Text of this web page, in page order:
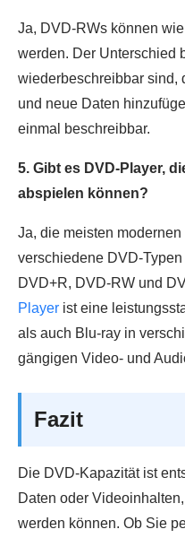
Ja, DVD-RWs können
werden. Der Unterschied
wiederbeschreibbar sind,
und neue Daten
einmal beschreibbar.
5. Gibt es DVD-Player,
abspielen können?
Ja, die meisten
verschiedene DVD-
DVD+R, DVD-RW und
Player ist eine
als auch Blu-ray in
gängigen Video- und
Fazit
Die DVD-Kapazität ist
Daten oder
werden können. Ob Sie